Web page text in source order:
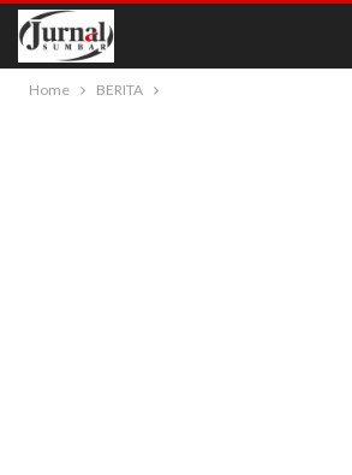
Home BERITA